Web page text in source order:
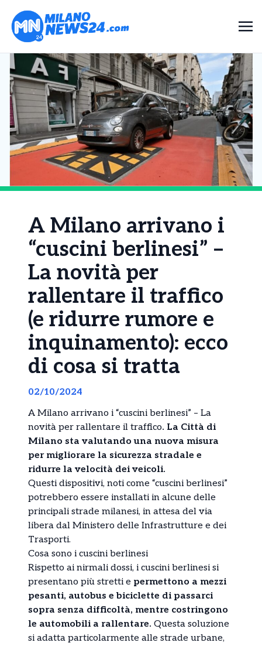
A Milano arrivano i
“cuscini berlinesi” –
La novità per
rallentare il traffico
(e ridurre rumore e
inquinamento): ecco
di cosa si tratta
02/10/2024
A Milano arrivano i “cuscini berlinesi” – La
novità per rallentare il traffico. La Città di
Milano sta valutando una nuova misura
per migliorare la sicurezza stradale e
ridurre la velocità dei veicoli.
Questi dispositivi, noti come “cuscini berlinesi”
potrebbero essere installati in alcune delle
principali strade milanesi, in attesa del via
libera dal Ministero delle Infrastrutture e dei
Trasporti.
Cosa sono i cuscini berlinesi
Rispetto ai nirmali dossi, i cuscini berlinesi si
presentano più stretti e permettono a mezzi
pesanti, autobus e biciclette di passarci
sopra senza difficoltà, mentre costringono
le automobili a rallentare. Questa soluzione
si adatta particolarmente alle strade urbane,